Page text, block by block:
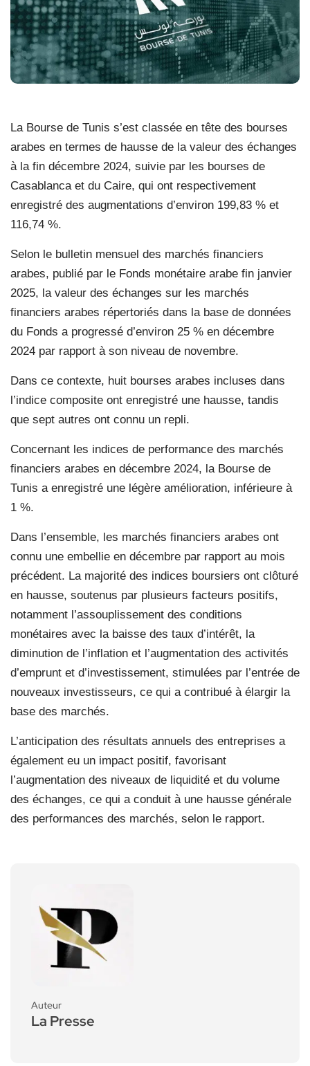
La Bourse de Tunis s’est classée en tête des bourses
arabes en termes de hausse de la valeur des échanges
à la fin décembre 2024, suivie par les bourses de
Casablanca et du Caire, qui ont respectivement
enregistré des augmentations d’environ 199,83 % et
116,74 %.
Selon le bulletin mensuel des marchés financiers
arabes, publié par le Fonds monétaire arabe fin janvier
2025, la valeur des échanges sur les marchés
financiers arabes répertoriés dans la base de données
du Fonds a progressé d’environ 25 % en décembre
2024 par rapport à son niveau de novembre.
Dans ce contexte, huit bourses arabes incluses dans
l’indice composite ont enregistré une hausse, tandis
que sept autres ont connu un repli.
Concernant les indices de performance des marchés
financiers arabes en décembre 2024, la Bourse de
Tunis a enregistré une légère amélioration, inférieure à
1 %.
Dans l’ensemble, les marchés financiers arabes ont
connu une embellie en décembre par rapport au mois
précédent. La majorité des indices boursiers ont clôturé
en hausse, soutenus par plusieurs facteurs positifs,
notamment l’assouplissement des conditions
monétaires avec la baisse des taux d’intérêt, la
diminution de l’inflation et l’augmentation des activités
d’emprunt et d’investissement, stimulées par l’entrée de
nouveaux investisseurs, ce qui a contribué à élargir la
base des marchés.
L’anticipation des résultats annuels des entreprises a
également eu un impact positif, favorisant
l’augmentation des niveaux de liquidité et du volume
des échanges, ce qui a conduit à une hausse générale
des performances des marchés, selon le rapport.
Auteur
La Presse